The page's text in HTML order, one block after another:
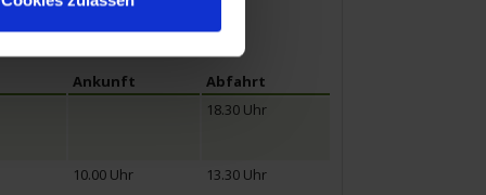
Ankunft
Abfahrt
18.30 Uhr
10.00 Uhr 13.30 Uhr